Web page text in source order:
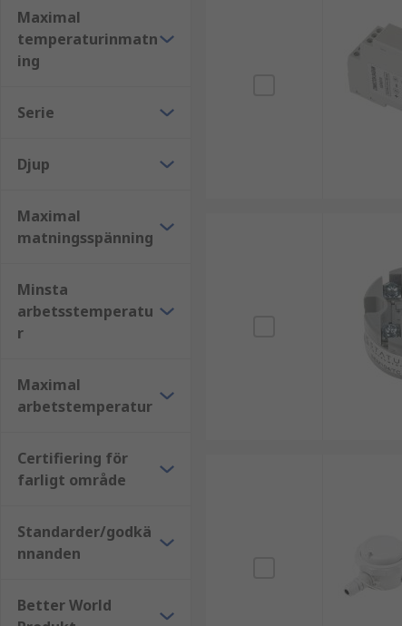
VVS
Bläddra genom det breda utbudet av
Maximal
temperaturinmatn
ing
Serie
Djup
Maximal
matningsspänning
Minsta
arbetsstemperatu
r
Maximal
arbetstemperatur
Certifiering för
farligt område
Standarder/godkä
nnanden
Better World